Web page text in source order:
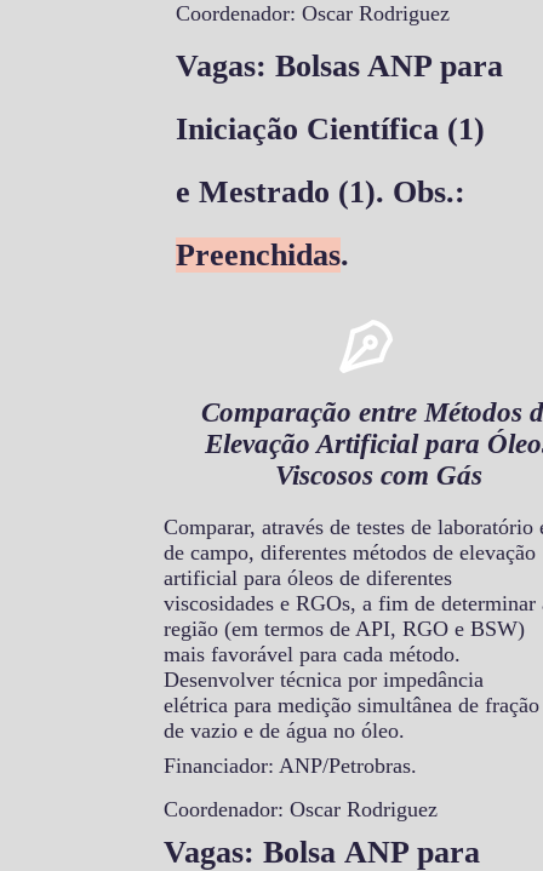
Coordenador: Oscar Rodriguez
Vagas: Bolsas ANP para
Iniciação Científica (1)
e Mestrado (1). Obs.:
Preenchidas.
Comparação entre Métodos
Elevação Artificial para
Viscosos com Gás
Comparar, através de testes de laboratório
de campo, diferentes métodos de elevação
artificial para óleos de diferentes
viscosidades e RGOs, a fim de determinar
região (em termos de API, RGO e BSW)
mais favorável para cada método.
Desenvolver técnica por impedância
elétrica para medição simultânea de fração
de vazio e de água no óleo.
Financiador: ANP/Petrobras.
Coordenador: Oscar Rodriguez
Vagas: Bolsa ANP para